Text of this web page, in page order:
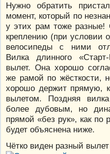
Нужно обратить
момент, который по
у этих рам тоже
креплению (при условии
велосипеды с ними
Вилка длинного
вылет. Она хорошо
же рамой по жёсткости,
хорошо держит прямую,
вылетом. Поздняя
более дубовым, но
прямой «без рук», как по
будет объяснена ниже.
Чётко виден разный